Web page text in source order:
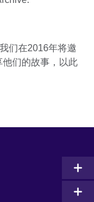
们在2016年将邀
们的故事，以此